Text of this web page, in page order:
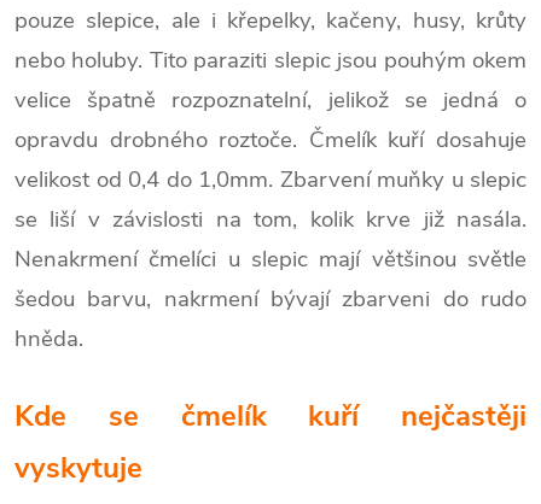
pouze slepice, ale i křepelky, kačeny, husy, krůty
nebo holuby. Tito paraziti slepic jsou pouhým okem
velice špatně rozpoznatelní, jelikož se jedná o
opravdu drobného roztoče. Čmelík kuří dosahuje
velikost od 0,4 do 1,0mm. Zbarvení muňky u slepic
se liší v závislosti na tom, kolik krve již nasála.
Nenakrmení čmelíci u slepic mají většinou světle
šedou barvu, nakrmení bývají zbarveni do rudo
hněda.
Kde se čmelík kuří nejčastěji
vyskytuje